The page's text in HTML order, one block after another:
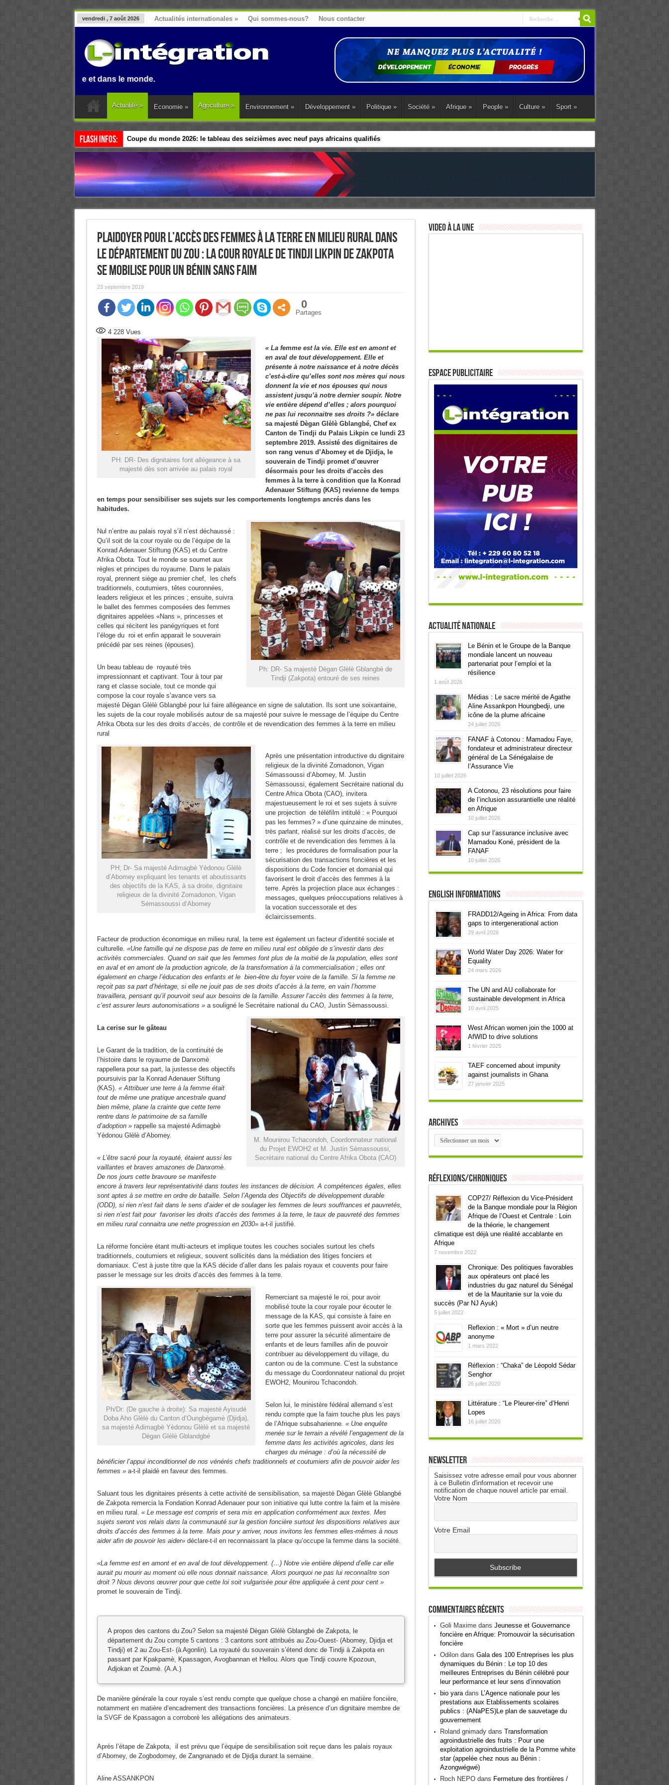
vendredi , 7 août 2026 Actualités internationales » Qui sommes-nous? Nous contacter
Afrique et dans le monde.
Actualité » Economie » Agriculture » Environnement » Développement » Politique » Société » Afrique » People » Culture » Sport »
Flash Infos: Coupe du monde 2026: le tableau des seizièmes avec neuf pays africains qualifiés
Esclavage: à Accra, l’Afrique et sa diaspora tentent de parler d’une seule voix sur la question des réparations
Plaidoyer pour l’accès des femmes à la terre en milieu rural dans
le département du Zou : La Cour royale de Tindji Likpin de Zakpota
se mobilise pour un Bénin sans faim
23 septembre 2019
0
Partages
4 228Vues
PH: DR- Des dignitaires font allégeance à sa
majesté dès son arrivée au palais royal
« La femme est la vie. Elle est en amont et
en aval de tout développement. Elle et
présente à notre naissance et à notre décès
c’est-à-dire qu’elles sont nos mères qui nous
donnent la vie et nos épouses qui nous
assistent jusqu’à notre dernier soupir. Notre
vie entière dépend d’elles ; alors pourquoi
ne pas lui reconnaitre ses droits ?» déclare
sa majesté Dègan Glèlè Gblangbé, Chef ex
Canton de Tindji du Palais Likpin ce lundi 23
septembre 2019. Assisté des dignitaires de
son rang venus d’Abomey et de Djidja, le
souverain de Tindji promet d’œuvrer
désormais pour les droits d’accès des
femmes à la terre à condition que la Konrad
Adenauer Stiftung (KAS) revienne de temps
en temps pour sensibiliser ses sujets sur les comportements longtemps ancrés dans les
habitudes.
Ph: DR- Sa majesté Dègan Glèlè Gblangbé de
Tindji (Zakpota) entouré de ses reines
Nul n’entre au palais royal s’il n’est déchaussé :
Qu’il soit de la cour royale ou de l’équipe de la
Konrad Adenauer Stiftung (KAS) et du Centre
Afrika Obota. Tout le monde se soumet aux
règles et principes du royaume. Dans le palais
royal, prennent siège au premier chef, les chefs
traditionnels, coutumiers, têtes couronnées,
leaders religieux et les princes ; ensuite, suivra
le ballet des femmes composées des femmes
dignitaires appelées «Nans », princesses et
celles qui récitent les panégyriques et font
l’éloge du roi et enfin apparait le souverain
précédé par ses reines (épouses).
Un beau tableau de royauté très
impressionnant et captivant. Tour à tour par
rang et classe sociale, tout ce monde qui
compose la cour royale s’avance vers sa
majesté Dègan Glèlè Gblangbé pour lui faire allégeance en signe de salutation. Ils sont une soixantaine,
les sujets de la cour royale mobilisés autour de sa majesté pour suivre le message de l’équipe du Centre
Afrika Obota sur les des droits d’accès, de contrôle et de revendication des femmes à la terre en milieu
rural
PH; Dr- Sa majesté Adimagbè Yèdonou Glèlè
d’Abomey expliquant les tenants et aboutissants
des objectifs de la KAS, à sa droite, dignitaire
religieux de la divinité Zomadonon, Vigan
Sémassoussi d’Abomey
Après une présentation introductive du dignitaire
religieux de la divinité Zomadonon, Vigan
Sémassoussi d’Abomey, M. Justin
Sèmassoussi, également Secrétaire national du
Centre Africa Obota (CAO), invitera
majestueusement le roi et ses sujets à suivre
une projection de téléfilm intitulé : « Pourquoi
pas les femmes? » d’une quinzaine de minutes,
très parlant, réalisé sur les droits d’accès, de
contrôle et de revendication des femmes à la
terre ; les procédures de formalisation pour la
sécurisation des transactions foncières et les
dispositions du Code foncier et domanial qui
favorisent le droit d’accès des femmes à la
terre. Après la projection place aux échanges :
messages, quelques préoccupations relatives à
la vocation successorale et des
éclaircissements.
Facteur de production économique en milieu rural, la terre est également un facteur d’identité sociale et
culturelle. «Une famille qui ne dispose pas de terre en milieu rural est obligée de s’investir dans des
activités commerciales. Quand on sait que les femmes font plus de la moitié de la population, elles sont
en aval et en amont de la production agricole, de la transformation à la commercialisation ; elles ont
également en charge l’éducation des enfants et le bien-être du foyer voire de la famille. Si la femme ne
reçoit pas sa part d’héritage, si elle ne jouit pas de ses droits d’accès à la terre, en vain l’homme
travaillera, pensant qu’il pourvoit seul aux besoins de la famille. Assurer l’accès des femmes à la terre,
c’est assurer leurs autonomisations »a souligné le Secrétaire national du CAO, Justin Sèmassoussi.
M. Mounirou Tchacondoh, Coordonnateur national
du Projet EWOH2 et M. Justin Sèmassoussi,
Secrétaire national du Centre Afrika Obota (CAO)
La cerise sur le gâteau
Le Garant de la tradition, de la continuité de
l’histoire dans le royaume de Danxomè
rappellera pour sa part, la justesse des objectifs
poursuivis par la Konrad Adenauer Stiftung
(KAS). « Attribuer une terre à la femme était
tout de même une pratique ancestrale quand
bien même, plane la crainte que cette terre
rentre dans le patrimoine de sa famille
d’adoption »rappelle sa majesté Adimagbè
Yèdonou Glèlè d’Abomey.
« L’être sacré pour la royauté, étaient aussi les
vaillantes et braves amazones de Danxomè.
De nos jours cette bravoure se manifeste
encore à travers leur représentativité dans toutes les instances de décision. A compétences égales, elles
sont aptes à se mettre en ordre de bataille. Selon l’Agenda des Objectifs de développement durable
(ODD), si rien n’est fait dans le sens d’aider et de soulager les femmes de leurs souffrances et pauvretés,
si rien n’est fait pour favoriser les droits d’accès des femmes à la terre, le taux de pauvreté des femmes
en milieu rural connaitra une nette progression en 2030» a-t-il justifié.
La réforme foncière étant multi-acteurs et implique toutes les couches sociales surtout les chefs
traditionnels, coutumiers et religieux, souvent sollicités dans la médiation des litiges fonciers et
domaniaux. C’est à juste titre que la KAS décide d’aller dans les palais royaux et couvents pour faire
passer le message sur les droits d’accès des femmes à la terre.
Ph/Dr: (De gauche à droite): Sa majesté Ayisudé
Doba Aho Glèlè du Canton d’Oungbègamè (Djidja),
sa majesté Adimagbè Yèdonou Glèlè et sa majesté
Dègan Glèlè Gblandgbé
Remerciant sa majesté le roi, pour avoir
mobilisé toute la cour royale pour écouter le
message de la KAS, qui consiste à faire en
sorte que les femmes puissent avoir accès à la
terre pour assurer la sécurité alimentaire de
enfants et de leurs familles afin de pouvoir
contribuer au développement du village, du
canton ou de la commune. C’est la substance
du message du Coordonnateur national du projet
EWOH2, Mounirou Tchacondoh.
Selon lui, le ministère fédéral allemand s’est
rendu compte que la faim touche plus les pays
de l’Afrique subsaharienne. « Une enquête
menée sur le terrain a révélé l’engagement de la
femme dans les activités agricoles, dans les
charges du ménage : d’où la nécessité de
bénéficier l’appui inconditionnel de nos vénérés chefs traditionnels et coutumiers afin de pouvoir aider les
femmes »a-t-il plaidé en faveur des femmes.
Saluant tous les dignitaires présents à cette activité de sensibilisation, sa majesté Dègan Glèlè Gblangbé
de Zakpota remercia la Fondation Konrad Adenauer pour son initiative qui lutte contre la faim et la misère
en milieu rural. « Le message est compris et sera mis en application conformément aux textes. Mes
sujets seront vos relais dans la communauté sur la gestion foncière surtout les dispositions relatives aux
droits d’accès des femmes à la terre. Mais pour y arriver, nous invitons les femmes elles-mêmes à nous
aider afin de pouvoir les aider» déclare-t-il en reconnaissant la place qu’occupe la femme dans la société.
«La femme est en amont et en aval de tout développement. (…) Notre vie entière dépend d’elle car elle
aurait pu mourir au moment où elle nous donnait naissance. Alors pourquoi ne pas lui reconnaître son
droit ? Nous devons œuvrer pour que cette loi soit vulgarisée pour être appliquée à cent pour cent »
promet le souverain de Tindji.
A propos des cantons du Zou? Selon sa majesté Dègan Glèlè Gblangbé de Zakpota, le
département du Zou compte 5 cantons : 3 cantons sont attribués au Zou-Ouest- (Abomey, Djidja et
Tindji) et 2 au Zou-Est- (à Agonlin). La royauté du souverain s’étend donc de Tindji à Zakpota en
passant par Kpakpamè, Kpassagon, Avogbannan et Hellou. Alors que Tindji couvre Kpozoun,
Adjokan et Zoumè. (A.A.)
De manière générale la cour royale s’est rendu compte que quelque chose a changé en matière foncière,
notamment en matière d’encadrement des transactions foncières. La présence d’un dignitaire membre de
la SVGF de Kpassagon a corroboré les allégations des animateurs.
Après l’étape de Zakpota, il est prévu que l’équipe de sensibilisation soit reçue dans les palais royaux
d’Abomey, de Zogbodomey, de Zangnanado et de Djidja durant la semaine.
Aline ASSANKPON
Video à la Une
ESPACE PUBLICITAIRE
Actualité Nationale
Le Bénin et le Groupe de la Banque
mondiale lancent un nouveau
partenariat pour l’emploi et la
résilience
1 août 2026
Médias : Le sacre mérité de Agathe
Aline Assankpon Houngbedji, une
icône de la plume africaine
24 juillet 2026
FANAF à Cotonou : Mamadou Faye,
fondateur et administrateur directeur
général de La Sénégalaise de
l’Assurance Vie
10 juillet 2026
A Cotonou, 23 résolutions pour faire
de l’inclusion assurantielle une réalité
en Afrique
10 juillet 2026
Cap sur l’assurance inclusive avec
Mamadou Koné, président de la
FANAF
10 juillet 2026
English informations
FRADD12/Ageing in Africa: From data
gaps to intergenerational action
29 avril 2026
World Water Day 2026: Water for
Equality
24 mars 2026
The UN and AU collaborate for
sustainable development in Africa
10 avril 2025
West African women join the 1000 at
AfWID to drive solutions
1 février 2025
TAEF concerned about impunity
against journalists in Ghana
27 janvier 2025
Archives
Archives
Réflexions/Chroniques
COP27/ Réflexion du Vice-Président
de la Banque mondiale pour la Région
Afrique de l’Ouest et Centrale : Loin
de la théorie, le changement
climatique est déjà une réalité accablante en
Afrique
7 novembre 2022
Chronique: Des politiques favorables
aux opérateurs ont placé les
industries du gaz naturel du Sénégal
et de la Mauritanie sur la voie du
succès (Par NJ Ayuk)
5 juillet 2022
Reflexion : « Mort » d’un neutre
anonyme
1 mars 2022
Réflexion : “Chaka” de Léopold Sédar
Senghor
26 juillet 2020
Littérature : “Le Pleurer-rire” d’Henri
Lopes
16 juillet 2020
Newsletter
Saisissez votre adresse email pour vous abonner
à ce Bulletin d'information et recevoir une
notification de chaque nouvel article par email.
Votre Nom
Votre Email
Commentaires récents
Goli Maximedans Jeunesse et Gouvernance
foncière en Afrique: Promouvoir la sécurisation
foncière
Odilondans Gala des 100 Entreprises les plus
dynamiques du Bénin : Le top 10 des
meilleures Entreprises du Bénin célébré pour
leur performance et leur sens d’innovation
bio yaradans L’Agence nationale pour les
prestations aux Etablissements scolaires
publics : (ANaPES)Le plan de sauvetage du
gouvernement
Roland gnimadydans Transformation
agroindustrielle des fruits : Pour une
exploitation agroindustrielle de la Pomme white
star (appelée chez nous au Bénin :
Azongwégwé)
Roch NEPOdans Fermeture des frontières /